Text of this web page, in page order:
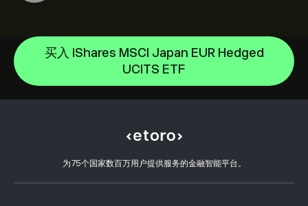
买入 iShares MSCI Japan EUR Hedged
UCITS ETF
为75个国家数百万用户提供服务的金融智能平台。
iShares Core S&P 500 UCITS ETF
Schwab US Dividend Equity ETF
iShares Physical Gold ETC
帮助中心
如何入金
如何出金
开设账户
客户端漏洞
CopyTrading 简介
负责任交易
eToro Academy
选择 eToro 的理由
我们的办事处
风险披露